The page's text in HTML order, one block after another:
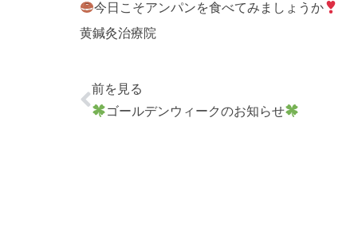
今日こそアンパンを食べてみましょうか
黄鍼灸治療院
前を見る
ゴールデンウィークのお知らせ